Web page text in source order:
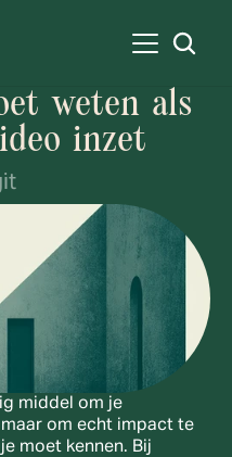
weten als
inzet
middel om je
om echt impact te
moet kennen. Bij